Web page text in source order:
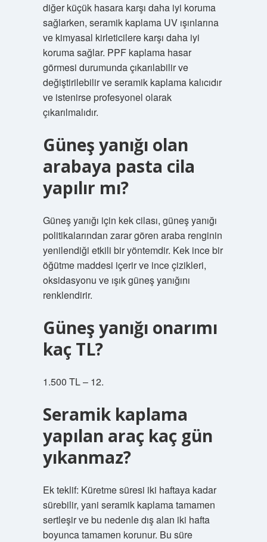
diğer küçük hasara karşı daha iyi koruma
sağlarken, seramik kaplama UV ışınlarına
ve kimyasal kirleticilere karşı daha iyi
koruma sağlar. PPF kaplama hasar
görmesi durumunda çıkarılabilir ve
değiştirilebilir ve seramik kaplama kalıcıdır
ve istenirse profesyonel olarak
çıkarılmalıdır.
Güneş yanığı olan
arabaya pasta cila
yapılır mı?
Güneş yanığı için kek cilası, güneş yanığı
politikalarından zarar gören araba renginin
yenilendiği etkili bir yöntemdir. Kek ince bir
öğütme maddesi içerir ve ince çizikleri,
oksidasyonu ve ışık güneş yanığını
renklendirir.
Güneş yanığı onarımı
kaç TL?
1.500 TL – 12.
Seramik kaplama
yapılan araç kaç gün
yıkanmaz?
Ek teklif: Küretme süresi iki haftaya kadar
sürebilir, yani seramik kaplama tamamen
sertleşir ve bu nedenle dış alan iki hafta
boyunca tamamen korunur. Bu süre